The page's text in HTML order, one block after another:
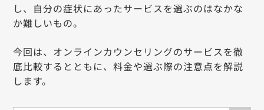
し、自分の症状にあったサービスを選ぶのはなかな
か難しいもの。
今回は、オンラインカウンセリングのサービスを徹
底比較するとともに、料金や選ぶ際の注意点を解説
します。